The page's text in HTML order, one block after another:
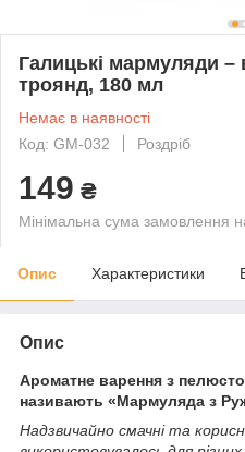
Галицькі мармуляди –
троянд, 180 мл
Немає в наявності
Код: GM-032
Роздріб
149 ₴
Мінімальна сума замовлення
Опис Характеристики
Опис
Ароматне варення з
називають «Мармуляда з
Надзвичайно смачні та